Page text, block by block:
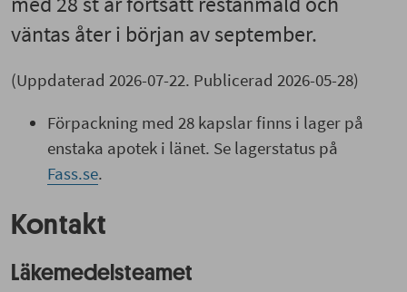
väntas åter i början av september.
(Uppdaterad 2026-07-22. Publicerad 2026-05-28)
Förpackning med 28 kapslar finns i lager på
enstaka apotek i länet. Se lagerstatus på
Fass.se.
Kontakt
Läkemedelsteamet